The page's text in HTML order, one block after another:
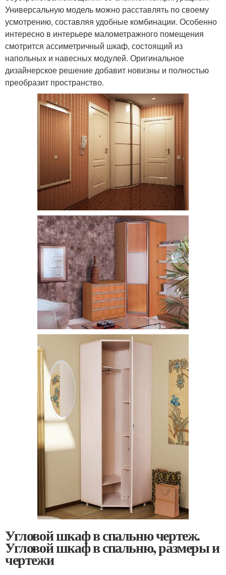
Универсальную модель можно расставлять по своему
усмотрению, составляя удобные комбинации. Особенно
интересно в интерьере малометражного помещения
смотрится ассиметричный шкаф, состоящий из
напольных и навесных модулей. Оригинальное
дизайнерское решение добавит новизны и полностью
преобразит пространство.
Угловой шкаф в спальню чертеж.
Угловой шкаф в спальню, размеры и
чертежи